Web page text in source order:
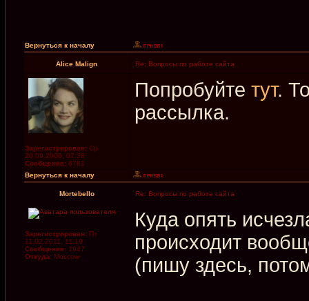
Вернуться к началу
Alice Malign Re: Вопросы по работе сайта
Зарегистрирован: Ср
20.09.2006, 07:38
Сообщения: 6781
Попробуйте тут.
рассылка.
Вернуться к началу
Mortebello Re: Вопросы по работе сайта
Зарегистрирован: Пт
11.02.2011, 11:19
Сообщения: 1947
Откуда: Moscow
Куда опять
происходит
(пишу здесь,